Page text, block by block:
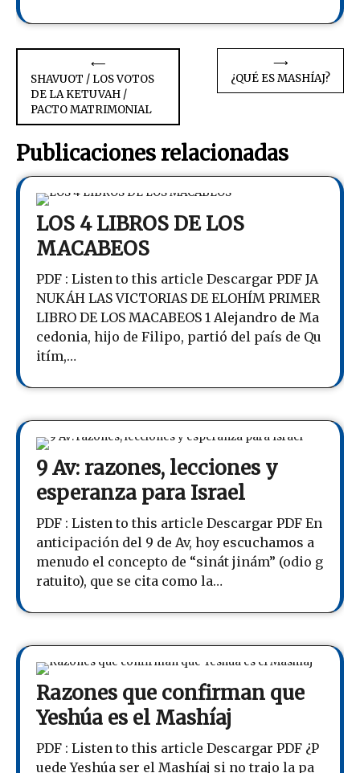
Navegación
de
entradas
⟵
SHAVUOT / LOS VOTOS
DE LA KETUVAH /
PACTO MATRIMONIAL
¿QUÉ ES MASHÍAJ?
⟶
Publicaciones relacionadas
LOS 4 LIBROS DE LOS
MACABEOS
PDF : Listen to this article Descargar PDF JA
NUKÁH LAS VICTORIAS DE ELOHÍM PRIMER
LIBRO DE LOS MACABEOS 1 Alejandro de Ma
cedonia, hijo de Filipo, partió del país de Qu
itím,…
9 Av: razones, lecciones y
esperanza para Israel
PDF : Listen to this article Descargar PDF En
anticipación del 9 de Av, hoy escuchamos a
menudo el concepto de “sinát jinám” (odio g
ratuito), que se cita como la…
Razones que confirman que
Yeshúa es el Mashíaj
PDF : Listen to this article Descargar PDF ¿P
uede Yeshúa ser el Mashíaj si no trajo la pa